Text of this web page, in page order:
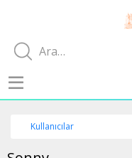
Kullanıcılar